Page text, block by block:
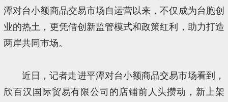
潭对台小额商品交易市场自运营以来，不仅成为台胞创
业的热土，更凭借创新监管模式和政策红利，助力打造
两岸共同市场。
近日，记者走进平潭对台小额商品交易市场看到，
欣百汉国际贸易有限公司的店铺前人头攒动，新上架